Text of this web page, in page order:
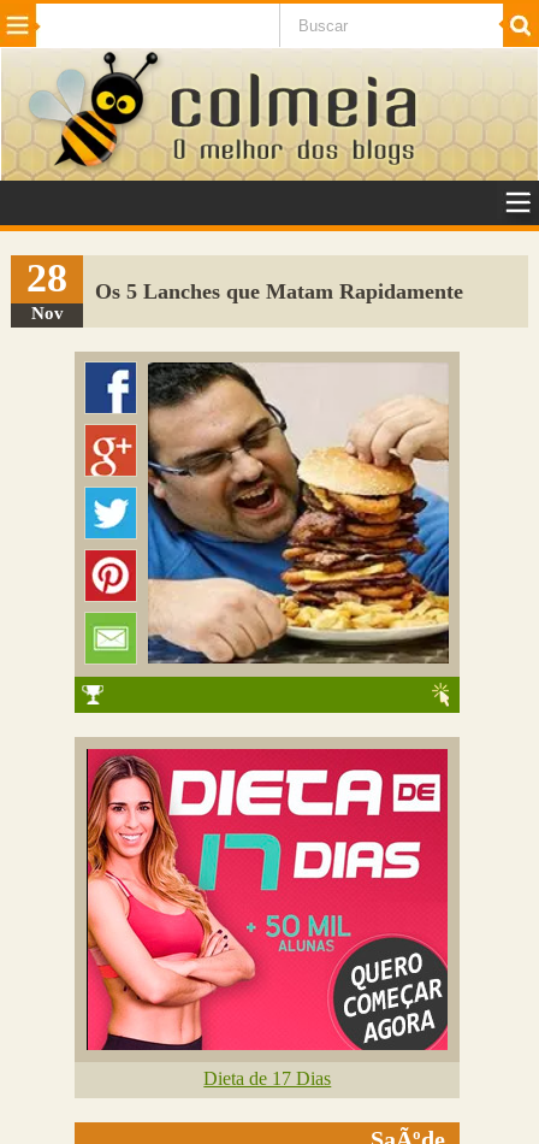
Beleza Cinema e TV
Internet Jogos NotÃ­cias SaÃºde
VeÃ­culos Adulto
Sugerir Link
Adicionar Blog
Colmeia Exchange
Perguntas Frequentes
28
Nov
Os 5 Lanches que Matam Rapidamente
Dieta de 17 Dias